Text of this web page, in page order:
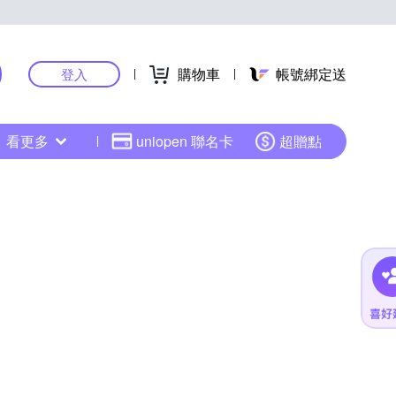
登入 購物車 帳號綁定送
看更多 uniopen 聯名卡 超贈點